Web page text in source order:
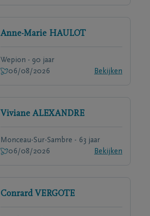
Anne-Marie HAULOT
Wepion - 90 jaar
06/08/2026
Bekijken
Viviane ALEXANDRE
Monceau-Sur-Sambre - 63 jaar
06/08/2026
Bekijken
Conrard VERGOTE